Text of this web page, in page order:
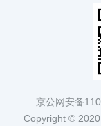
京公网安备
Copyright ©